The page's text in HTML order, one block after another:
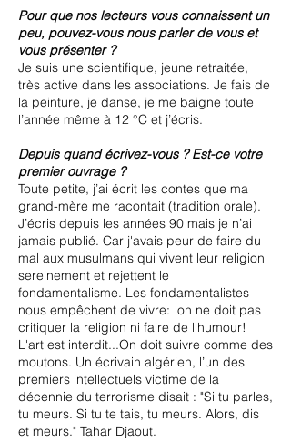
Pour que nos lecteurs vous connaissent un
peu, pouvez-vous nous parler de vous et
vous présenter ?
Je suis une scientifique, jeune retraitée,
très active dans les associations. Je fais de
la peinture, je danse, je me baigne toute
l’année même à 12 °C et j’écris.
Depuis quand écrivez-vous ? Est-ce votre
premier ouvrage ?
Toute petite, j’ai écrit les contes que ma
grand-mère me racontait (tradition orale).
J’écris depuis les années 90 mais je n’ai
jamais publié. Car j'avais peur de faire du
mal aux musulmans qui vivent leur religion
sereinement et rejettent le
fondamentalisme. Les fondamentalistes
nous empêchent de vivre: on ne doit pas
critiquer la religion ni faire de l'humour!
L'art est interdit...On doit suivre comme des
moutons. Un écrivain algérien, l’un des
premiers intellectuels victime de la
décennie du terrorisme disait : "Si tu parles,
tu meurs. Si tu te tais, tu meurs. Alors, dis
et meurs." Tahar Djaout.